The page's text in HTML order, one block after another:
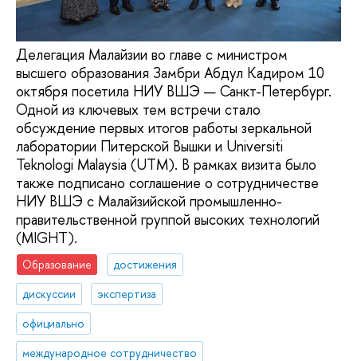
Делегация Малайзии во главе с министром
высшего образования Замбри Абдул Кадиром 10
октября посетила НИУ ВШЭ — Санкт-Петербург.
Одной из ключевых тем встречи стало
обсуждение первых итогов работы зеркальной
лаборатории Питерской Вышки и Universiti
Teknologi Malaysia (UTM). В рамках визита было
также подписано соглашение о сотрудничестве
НИУ ВШЭ с Малайзийской промышленно-
правительственной группой высоких технологий
(MIGHT).
Образование
достижения
дискуссии
экспертиза
официально
международное сотрудничество